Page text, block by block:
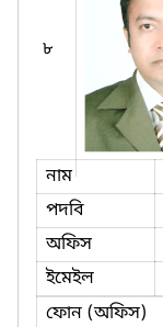
৮
নাম
পদবি
অফিস
ইমেইল
ফোন (অফিস)